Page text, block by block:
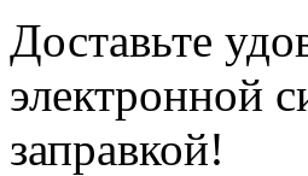
Доставьте
электронной
заправкой!